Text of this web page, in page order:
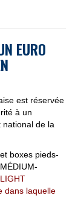
EURO
est réservée
à un
de la
boxes pieds-
dans laquelle